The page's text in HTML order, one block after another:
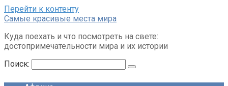
Перейти к контенту
Cамые красивые места мира
Куда поехать и что посмотреть на свете:
достопримечательности мира и их истории
Поиск: